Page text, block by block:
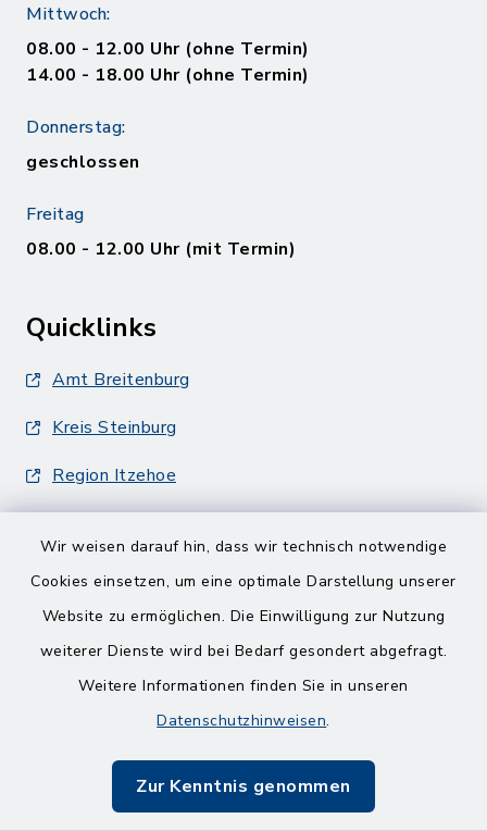
Wir weisen darauf hin, dass wir technisch notwendige
Cookies einsetzen, um eine optimale Darstellung unserer
Website zu ermöglichen. Die Einwilligung zur Nutzung
weiterer Dienste wird bei Bedarf gesondert abgefragt.
Weitere Informationen finden Sie in unseren
Datenschutzhinweisen.
Zur Kenntnis genommen
Mittwoch:
08.00 - 12.00 Uhr (ohne Termin)
14.00 - 18.00 Uhr (ohne Termin)
Donnerstag:
geschlossen
Freitag
08.00 - 12.00 Uhr (mit Termin)
Quicklinks
Amt Breitenburg
Kreis Steinburg
Region Itzehoe
Barrierefreiheit
Impressum